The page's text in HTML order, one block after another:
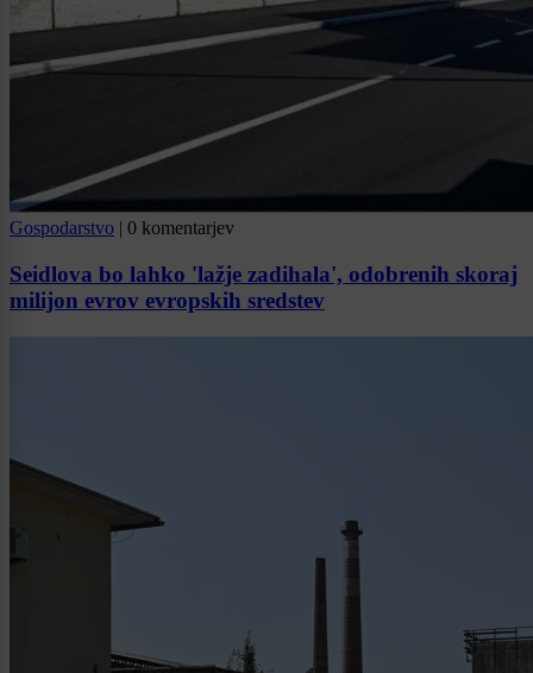
Gospodarstvo | 0 komentarjev
Seidlova bo lahko 'lažje zadihala', odobrenih skoraj
milijon evrov evropskih sredstev